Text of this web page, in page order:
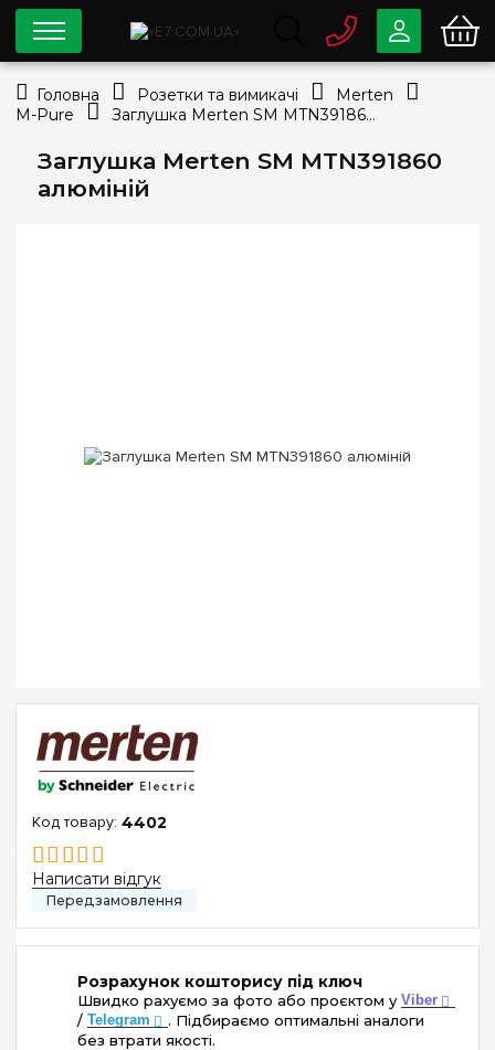
Заглушка Merten SM MTN391860
алюміній
4402
Написати відгук
Розрахунок кошторису під ключ
Швидко рахуємо за фото або проєктом у Viber
/ Telegram
. Підбираємо оптимальні аналоги
без втрати якості.
0 80033-63-07
info@e7.com.ua
044334-79-78
Головна Розетки та вимикачі
Merten
M-Pure
Заглушка Merten SM MTN391860 алюміній